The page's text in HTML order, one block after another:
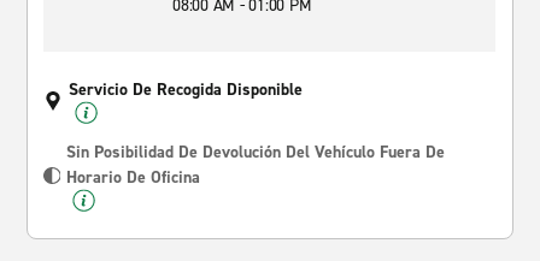
08:00 AM - 01:00 PM
Servicio De Recogida Disponible
Sin Posibilidad De Devolución Del Vehículo Fuera De
Horario De Oficina